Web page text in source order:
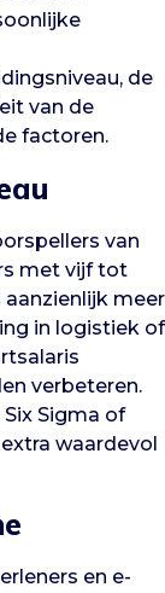
de
van de
factoren.
van
met vijf tot
meer
in logistiek of
verbeteren.
Sigma of
waardevol
en e-